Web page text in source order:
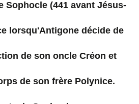
Sophocle (441 avant Jésus-
lorsqu'Antigone décide de
de son oncle Créon et
de son frère Polynice.